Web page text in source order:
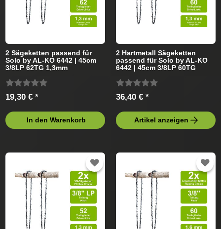
2 Sägeketten passend für
Solo by AL-KO 6442 | 45cm
3/8LP 62TG 1,3mm
19,30 € *
In den Warenkorb
2 Hartmetall Sägeketten
passend für Solo by AL-KO
6442 | 45cm 3/8LP 60TG
36,40 € *
Artikel anzeigen